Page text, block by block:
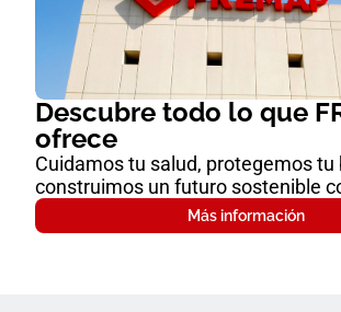
Descubre todo lo que
ofrece
Cuidamos tu salud, protegemos tu
construimos un futuro sostenible
Más información